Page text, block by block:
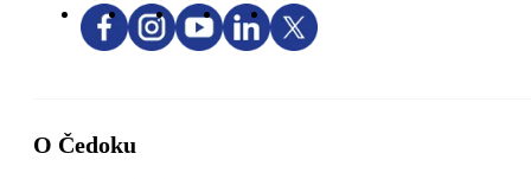
O Čedoku